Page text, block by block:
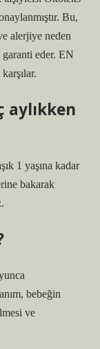
Bu,
alerjiye neden
eder. EN
aylıkken
1 yaşına kadar
bakarak
bebeğin
ve